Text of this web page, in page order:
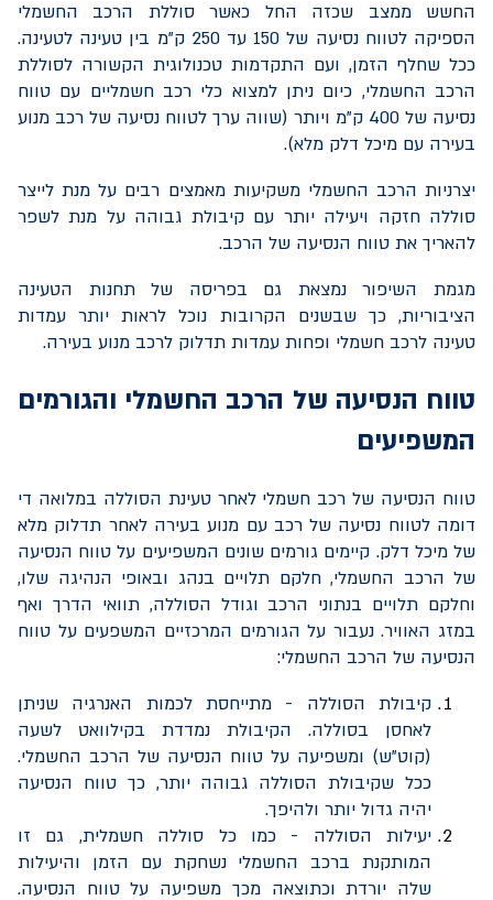
החשש ממצב שכזה החל כאשר סוללת הרכב החשמלי
הספיקה לטווח נסיעה של 150 עד 250 ק"מ בין טעינה לטעינה.
ככל שחלף הזמן, ועם התקדמות טכנולוגית הקשורה לסוללת
הרכב החשמלי, כיום ניתן למצוא כלי רכב חשמליים עם טווח
נסיעה של 400 ק"מ ויותר (שווה ערך לטווח נסיעה של רכב מנוע
בעירה עם מיכל דלק מלא).
יצרניות הרכב החשמלי משקיעות מאמצים רבים על מנת לייצר
סוללה חזקה ויעילה יותר עם קיבולת גבוהה על מנת לשפר
להאריך את טווח הנסיעה של הרכב.
מגמת השיפור נמצאת גם בפריסה של תחנות הטעינה
הציבוריות, כך שבשנים הקרובות נוכל לראות יותר עמדות
טעינה לרכב חשמלי ופחות עמדות תדלוק לרכב מנוע בעירה.
טווח הנסיעה של הרכב החשמלי והגורמים
המשפיעים
טווח הנסיעה של רכב חשמלי לאחר טעינת הסוללה במלואה די
דומה לטווח נסיעה של רכב עם מנוע בעירה לאחר תדלוק מלא
של מיכל דלק. קיימים גורמים שונים המשפיעים על טווח הנסיעה
של הרכב החשמלי, חלקם תלויים בנהג ובאופי הנהיגה שלו,
וחלקם תלויים בנתוני הרכב וגודל הסוללה, תוואי הדרך ואף
במזג האוויר. נעבור על הגורמים המרכזיים המשפעים על טווח
הנסיעה של הרכב החשמלי:
קיבולת הסוללה - מתייחסת לכמות האנרגיה שניתן
לאחסן בסוללה. הקיבולת נמדדת בקילוואט לשעה
(קוט"ש) ומשפיעה על טווח הנסיעה של הרכב החשמלי.
ככל שקיבולת הסוללה גבוהה יותר, כך טווח הנסיעה
יהיה גדול יותר ולהיפך.
יעילות הסוללה - כמו כל סוללה חשמלית, גם זו
המותקנת ברכב החשמלי נשחקת עם הזמן והיעילות
שלה יורדת וכתוצאה מכך משפיעה על טווח הנסיעה.